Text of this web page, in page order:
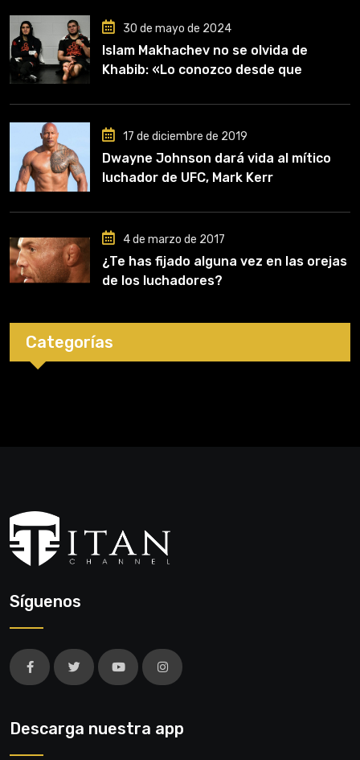
30 de mayo de 2024
Islam Makhachev no se olvida de
Khabib: «Lo conozco desde que
clave en mi carrera»
17 de diciembre de 2019
Dwayne Johnson dará vida al mítico
luchador de UFC, Mark Kerr
4 de marzo de 2017
¿Te has fijado alguna vez en las orejas
de los luchadores?
Categorías
Síguenos
Descarga nuestra app